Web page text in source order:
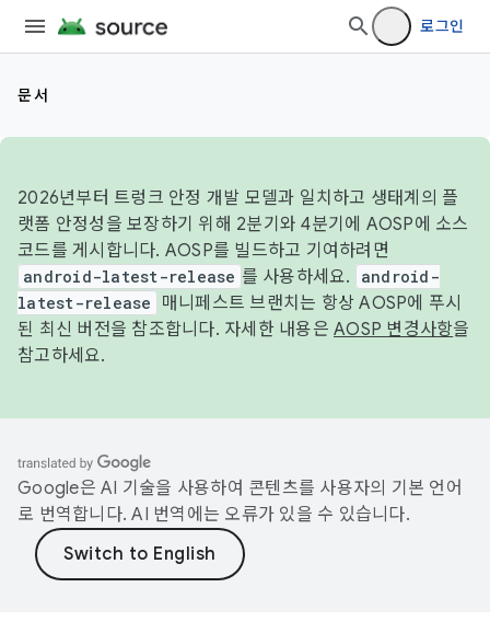
로그인
문서
2026년부터 트렁크 안정 개발 모델과 일치하고 생태계의 플
랫폼 안정성을 보장하기 위해 2분기와 4분기에 AOSP에 소스
코드를 게시합니다. AOSP를 빌드하고 기여하려면
android-latest-release 를 사용하세요.
android-
latest-release
매니페스트 브랜치는 항상 AOSP에 푸시
된 최신 버전을 참조합니다. 자세한 내용은 AOSP 변경사항을
참고하세요.
Google은 AI 기술을 사용하여 콘텐츠를 사용자의 기본 언어
로 번역합니다. AI 번역에는 오류가 있을 수 있습니다.